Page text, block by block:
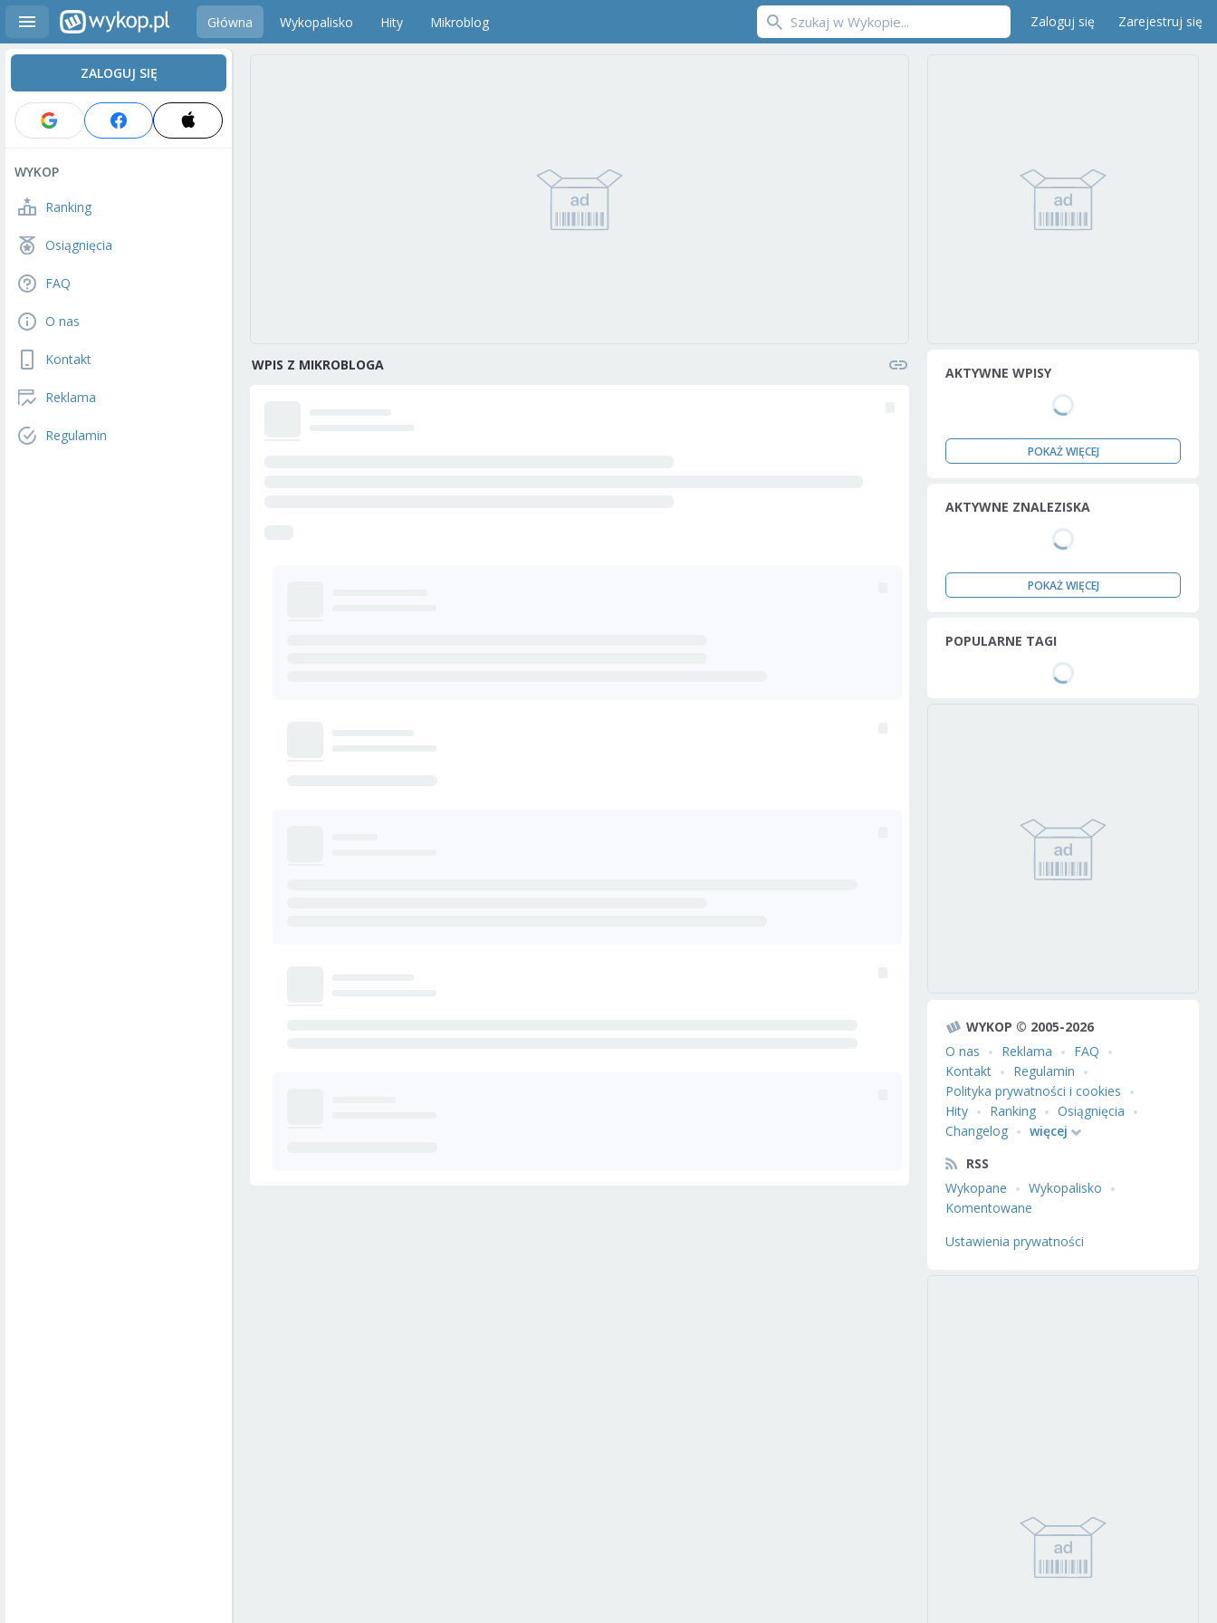
Główna Wykopalisko Hity Mikroblog Zaloguj się Zarejestruj się
ZALOGUJ SIĘ
WYKOP
Ranking
Osiągnięcia
FAQ
O nas
Kontakt
Reklama
Regulamin
WPIS Z MIKROBLOGA AKTYWNE WPISY
POKAŻ WIĘCEJ
AKTYWNE ZNALEZISKA
POKAŻ WIĘCEJ
POPULARNE TAGI
WYKOP © 2005-2026
O nas
Reklama
FAQ
Kontakt
Regulamin
Polityka prywatności i cookies
Hity
Ranking
Osiągnięcia
Changelog
więcej
RSS
Wykopane
Wykopalisko
Komentowane
Ustawienia prywatności